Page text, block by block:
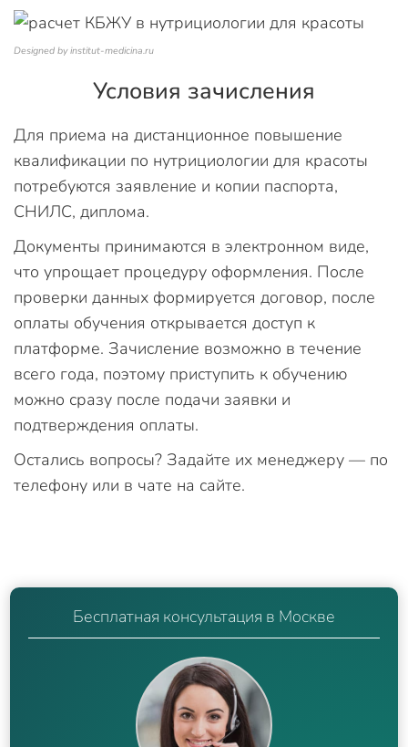
Designed by institut-medicina.ru
Условия зачисления
Для приема на дистанционное повышение
квалификации по нутрициологии для красоты
потребуются заявление и копии паспорта,
СНИЛС, диплома.
Документы принимаются в электронном виде,
что упрощает процедуру оформления. После
проверки данных формируется договор, после
оплаты обучения открывается доступ к
платформе. Зачисление возможно в течение
всего года, поэтому приступить к обучению
можно сразу после подачи заявки и
подтверждения оплаты.
Остались вопросы? Задайте их менеджеру — по
телефону или в чате на сайте.
Бесплатная консультация в Москве